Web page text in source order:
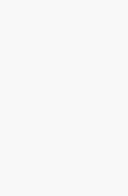
bica